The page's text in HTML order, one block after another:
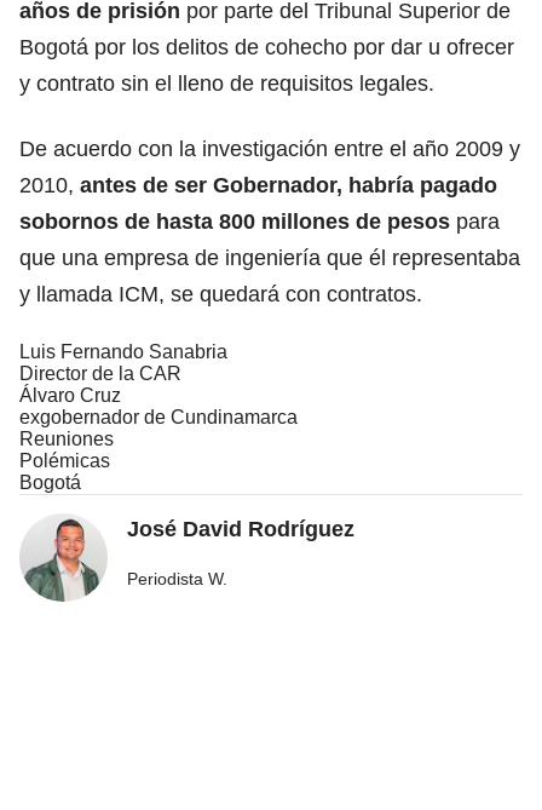
años de prisión por parte del Tribunal Superior de
Bogotá por los delitos de cohecho por dar u ofrecer
y contrato sin el lleno de requisitos legales.
De acuerdo con la investigación entre el año 2009 y
2010, antes de ser Gobernador, habría pagado
sobornos de hasta 800 millones de pesos para
que una empresa de ingeniería que él representaba
y llamada ICM, se quedará con contratos.
Luis Fernando Sanabria
Director de la CAR
Álvaro Cruz
exgobernador de Cundinamarca
Reuniones
Polémicas
Bogotá
José David Rodríguez
Periodista W.